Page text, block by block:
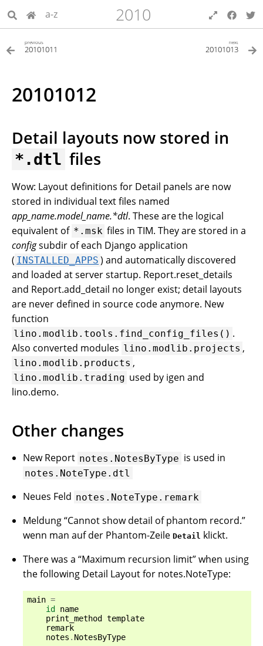
a-z 2010
previous
20101011
next
20101013
20101012
Detail layouts now stored in
*.dtl files
Wow: Layout definitions for Detail panels are now
stored in individual text files named
app_name.model_name.*dtl. These are the logical
equivalent of *.msk files in TIM. They are stored in a
configsubdir of each Django application
( INSTALLED_APPS ) and automatically discovered
and loaded at server startup. Report.reset_details
and Report.add_detail no longer exist; detail layouts
are never defined in source code anymore. New
function
lino.modlib.tools.find_config_files() .
Also converted modules lino.modlib.projects ,
lino.modlib.products ,
lino.modlib.trading used by igen and
lino.demo.
Other changes
New Report notes.NotesByType is used in
notes.NoteType.dtl
Neues Feld notes.NoteType.remark
Meldung “Cannot show detail of phantom record.”
wenn man auf der Phantom-ZeileDetail klickt.
There was a “Maximum recursion limit” when using
the following Detail Layout for notes.NoteType:
main =
id
name
print_method
template
remark
notes . NotesByType